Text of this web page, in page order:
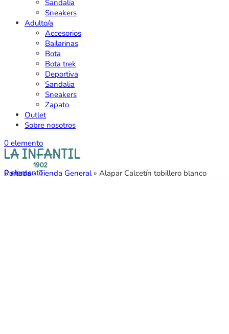
Sandalia
Sneakers
Adulto/a
Accesorios
Bailarinas
Bota
Bota trek
Deportiva
Sandalia
Sneakers
Zapato
Outlet
Sobre nosotros
0 elemento
0elemento
Portada»Tienda General» Alapar Calcetín tobillero blanco